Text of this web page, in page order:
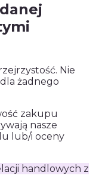
Nie
żadnego
zakupu
nasze
lub/i oceny
handlowych z